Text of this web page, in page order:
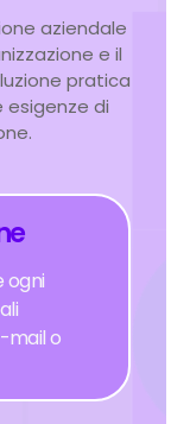
aziendale
e il
pratica
esigenze di
ogni
mail o